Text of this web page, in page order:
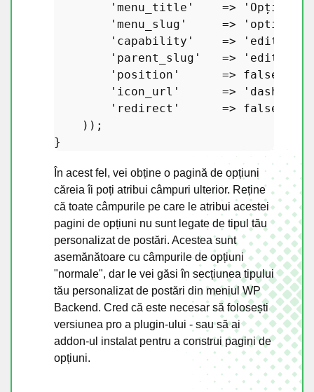
'menu_title'
    =>
'Opțiuni
'menu_slug'
     =>
'capability'
    =>
'parent_slug'
   =>
'position'
      =>
false
'icon_url'
      =>
'redirect'
      =>
false
    ));
În acest fel, vei obține o pagină de opțiuni
căreia îi poți atribui câmpuri ulterior. Reține
că toate câmpurile pe care le atribui acestei
pagini de opțiuni nu sunt legate de tipul tău
personalizat de postări. Acestea sunt
asemănătoare cu câmpurile de opțiuni
"normale", dar le vei găsi în secțiunea tipului
tău personalizat de postări din meniul WP
Backend. Cred că este necesar să folosești
versiunea pro a plugin-ului - sau să ai
addon-ul instalat pentru a construi pagini de
opțiuni.